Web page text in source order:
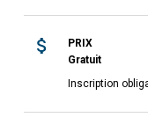
PRIX
Gratuit
Inscription